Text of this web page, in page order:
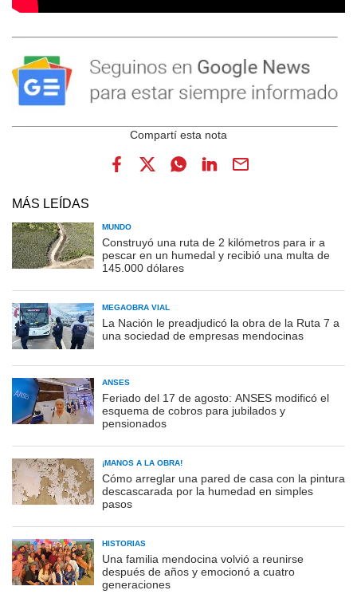
MÁS LEÍDAS
MUNDO
Construyó una ruta de 2 kilómetros para ir a
pescar en un humedal y recibió una multa de
145.000 dólares
MEGAOBRA VIAL
La Nación le preadjudicó la obra de la Ruta 7 a
una sociedad de empresas mendocinas
ANSES
Feriado del 17 de agosto: ANSES modificó el
esquema de cobros para jubilados y
pensionados
¡MANOS A LA OBRA!
Cómo arreglar una pared de casa con la pintura
descascarada por la humedad en simples
pasos
HISTORIAS
Una familia mendocina volvió a reunirse
después de años y emocionó a cuatro
generaciones